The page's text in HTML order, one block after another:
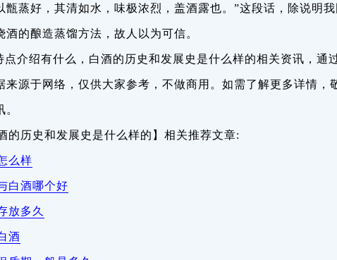
蒸好，其清如水，味极浓烈，盖酒露也。”这段话，除说明
的酿造蒸馏方法，故人以为可信。
点介绍有什么，白酒的历史和发展史是什么样的相关资讯，通
源于网络，仅供大家参考，不做商用。如需了解更多详情，
的历史和发展史是什么样的】相关推荐文章:
么样
白酒哪个好
放多久
酒